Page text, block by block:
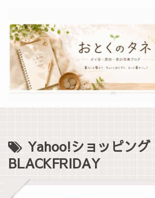
Yahoo!ショッピング
BLACKFRIDAY